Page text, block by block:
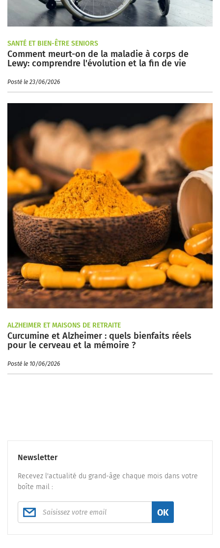
SANTÉ ET BIEN-ÊTRE SENIORS
Comment meurt-on de la maladie à corps de
Lewy: comprendre l'évolution et la fin de vie
Posté le 23/06/2026
ALZHEIMER ET MAISONS DE RETRAITE
Curcumine et Alzheimer : quels bienfaits réels
pour le cerveau et la mémoire ?
Posté le 10/06/2026
Newsletter
Recevez l'actualité du grand-âge chaque mois dans votre
boîte mail :
OK